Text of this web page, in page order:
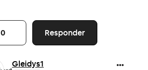
Responder
0
Gleidys1